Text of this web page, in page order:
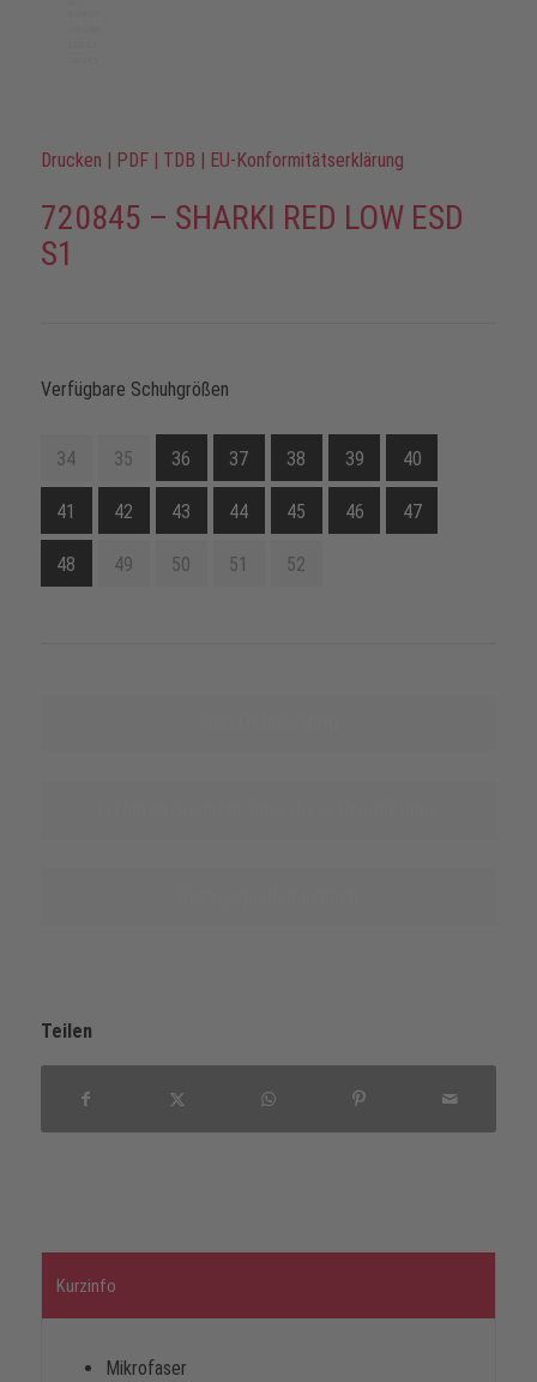
Drucken | PDF | TDB | EU-Konformitätserklärung
720845 – SHARKI RED LOW ESD
S1
Verfügbare Schuhgrößen
34 35 36 37 38 39 40
41 42 43 44 45 46 47
48 49 50 51 52
Teilen
Kurzinfo
Mikrofaser